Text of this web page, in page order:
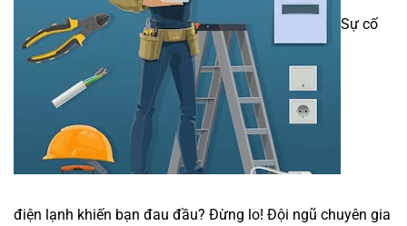
Sự cố
điện lạnh khiến bạn đau đầu? Đừng lo! Đội ngũ chuyên gia